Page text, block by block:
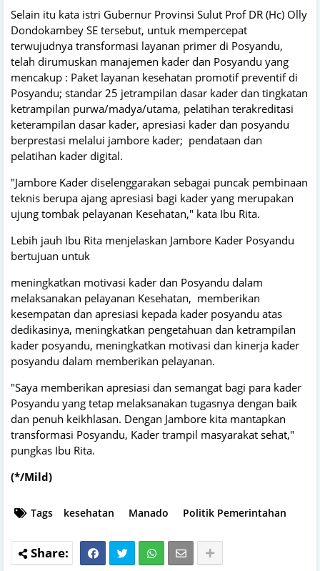
Selain itu kata istri Gubernur Provinsi Sulut Prof DR (Hc) Olly
Dondokambey SE tersebut, untuk mempercepat
terwujudnya transformasi layanan primer di Posyandu,
telah dirumuskan manajemen kader dan Posyandu yang
mencakup : Paket layanan kesehatan promotif preventif di
Posyandu; standar 25 jetrampilan dasar kader dan tingkatan
ketrampilan purwa/madya/utama, pelatihan terakreditasi
keterampilan dasar kader, apresiasi kader dan posyandu
berprestasi melalui jambore kader; pendataan dan
pelatihan kader digital.
"Jambore Kader diselenggarakan sebagai puncak pembinaan
teknis berupa ajang apresiasi bagi kader yang merupakan
ujung tombak pelayanan Kesehatan," kata Ibu Rita.
Lebih jauh Ibu Rita menjelaskan Jambore Kader Posyandu
bertujuan untuk
meningkatkan motivasi kader dan Posyandu dalam
melaksanakan pelayanan Kesehatan, memberikan
kesempatan dan apresiasi kepada kader posyandu atas
dedikasinya, meningkatkan pengetahuan dan ketrampilan
kader posyandu, meningkatkan motivasi dan kinerja kader
posyandu dalam memberikan pelayanan.
"Saya memberikan apresiasi dan semangat bagi para kader
Posyandu yang tetap melaksanakan tugasnya dengan baik
dan penuh keikhlasan. Dengan Jambore kita mantapkan
transformasi Posyandu, Kader trampil masyarakat sehat,"
pungkas Ibu Rita.
(*/Mild)
Tags kesehatan Manado Politik Pemerintahan